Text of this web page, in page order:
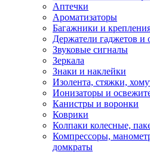
Аптечки
Ароматизаторы
Багажники и
Держатели гаджетов и
Звуковые сигналы
Зеркала
Знаки и наклейки
Изолента, стяжки,
Ионизаторы и
Канистры и воронки
Коврики
Колпаки колесные,
Компрессоры,
домкраты